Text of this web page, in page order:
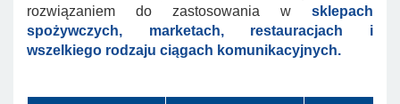
rozwiązaniem do zastosowania w sklepach
spożywczych, marketach, restauracjach i
wszelkiego rodzaju ciągach komunikacyjnych.